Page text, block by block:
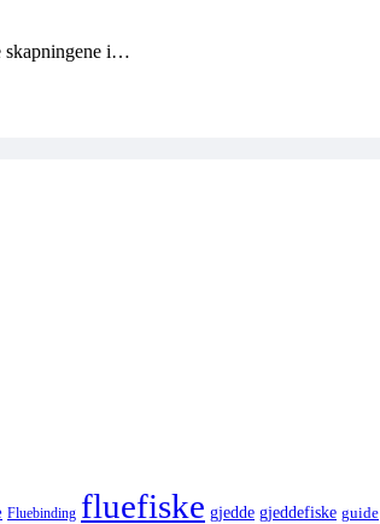
skapningene i…
Fluebinding fluefiske gjedde gjeddefiske guide